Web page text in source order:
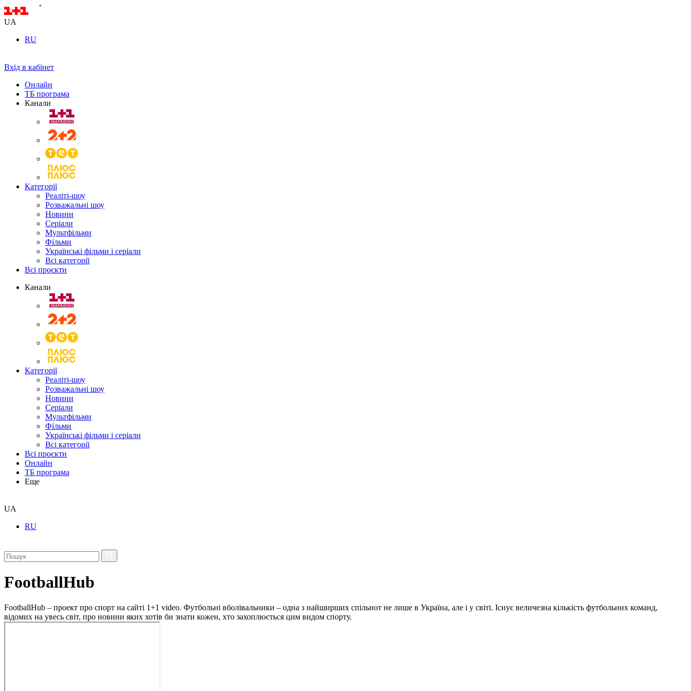
UA
RU
Вхід в кабінет
Онлайн
ТБ програма
Канали
Категорії
Реаліті-шоу
Розважальні шоу
Новини
Серіали
Мультфільми
Фільми
Українські фільми і серіали
Всі категорії
Всі проєкти
Канали
Категорії
Реаліті-шоу
Розважальні шоу
Новини
Серіали
Мультфільми
Фільми
Українські фільми і серіали
Всі категорії
Всі проєкти
Онлайн
ТБ програма
Еще
UA
RU
FootballHub
FootballHub – проект про спорт на сайті 1+1 video. Футбольні вболівальники – одна з найширших спільнот не лише в Україна, але і у світі. Існує величезна кількість футбольних команд,
відомих на увесь світ, про новини яких хотів би знати кожен, хто захоплюється цим видом спорту.